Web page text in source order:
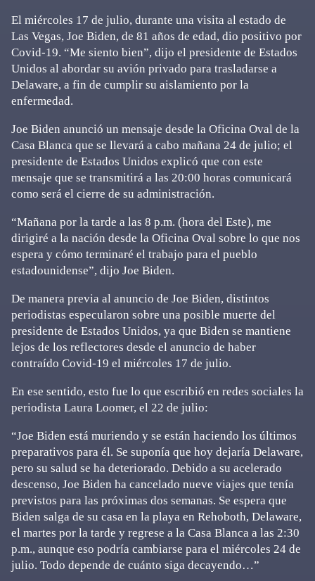
El miércoles 17 de julio, durante una visita al estado de
Las Vegas, Joe Biden, de 81 años de edad, dio positivo por
Covid-19. “Me siento bien”, dijo el presidente de Estados
Unidos al abordar su avión privado para trasladarse a
Delaware, a fin de cumplir su aislamiento por la
enfermedad.
Joe Biden anunció un mensaje desde la Oficina Oval de la
Casa Blanca que se llevará a cabo mañana 24 de julio; el
presidente de Estados Unidos explicó que con este
mensaje que se transmitirá a las 20:00 horas comunicará
como será el cierre de su administración.
“Mañana por la tarde a las 8 p.m. (hora del Este), me
dirigiré a la nación desde la Oficina Oval sobre lo que nos
espera y cómo terminaré el trabajo para el pueblo
estadounidense”, dijo Joe Biden.
De manera previa al anuncio de Joe Biden, distintos
periodistas especularon sobre una posible muerte del
presidente de Estados Unidos, ya que Biden se mantiene
lejos de los reflectores desde el anuncio de haber
contraído Covid-19 el miércoles 17 de julio.
En ese sentido, esto fue lo que escribió en redes sociales la
periodista Laura Loomer, el 22 de julio:
“Joe Biden está muriendo y se están haciendo los últimos
preparativos para él. Se suponía que hoy dejaría Delaware,
pero su salud se ha deteriorado. Debido a su acelerado
descenso, Joe Biden ha cancelado nueve viajes que tenía
previstos para las próximas dos semanas. Se espera que
Biden salga de su casa en la playa en Rehoboth, Delaware,
el martes por la tarde y regrese a la Casa Blanca a las 2:30
p.m., aunque eso podría cambiarse para el miércoles 24 de
julio. Todo depende de cuánto siga decayendo…”